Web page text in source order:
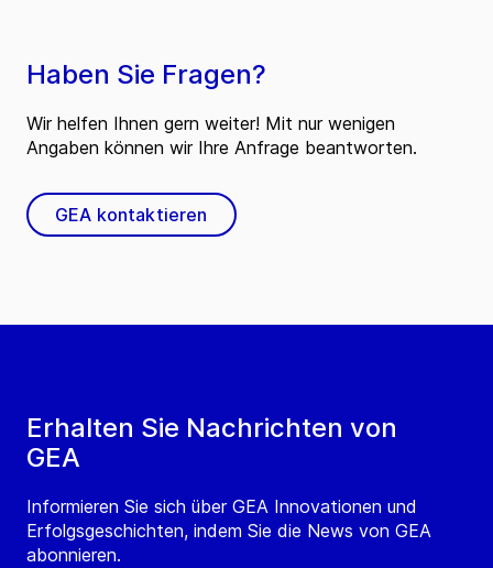
Erhalten Sie Nachrichten von
GEA
Informieren Sie sich über GEA Innovationen und
Erfolgsgeschichten, indem Sie die News von GEA
abonnieren.
Haben Sie Fragen?
Wir helfen Ihnen gern weiter! Mit nur wenigen
Angaben können wir Ihre Anfrage beantworten.
GEA kontaktieren